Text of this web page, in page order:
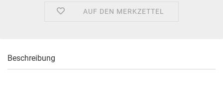
AUF DEN MERKZETTEL
Beschreibung